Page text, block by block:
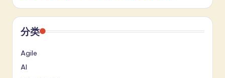
分类
Agile
AI